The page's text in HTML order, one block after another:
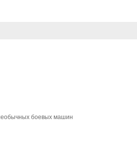
боевых машин